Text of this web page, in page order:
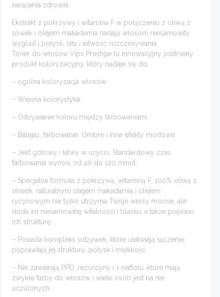
narażania zdrowia.
Ekstrakt z pokrzywy i witamina F w połączeniu z oliwą z
oliwek i olejem makadamia nadają włosom niesamowity
wygląd i połysk, siłę i łatwość rozczesywania.
Toner do włosów Vips Prestige to innowacyjny półtrwały
produkt koloryzacyjny, który nadaje się do:
– ogólna koloryzacja włosów.
– Własna kolorystyka
– Odżywianie koloru między farbowaniami
– Balejaż, farbowanie. Ombre i inne efekty modowe.
– Jest gotowy i łatwy w użyciu. Standardowy czas
farbowania wynosi od 40 do 120 minut.
– Specjalna formuła z pokrzywą, witaminą F, 100% oliwą z
oliwek, naturalnym olejem makadamia i olejem
rycynowym nie tylko utrzyma Twoje włosy mocne, ale
doda im niesamowitej witalności i blasku, a także poprawi
ich strukturę.
– Posiada kompleks odżywek, które ułatwiają łączenie,
poprawiają jej strukturę, połysk i miękkość.
– Nie zawierają PPD, rezorcyny i 1-naftolu, które mają
zwykłe farby do włosów i wiele osób jest na nie
uczulonych.